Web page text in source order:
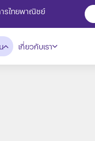
ารไทยพาณิชย์
เกี่ยวกับเรา